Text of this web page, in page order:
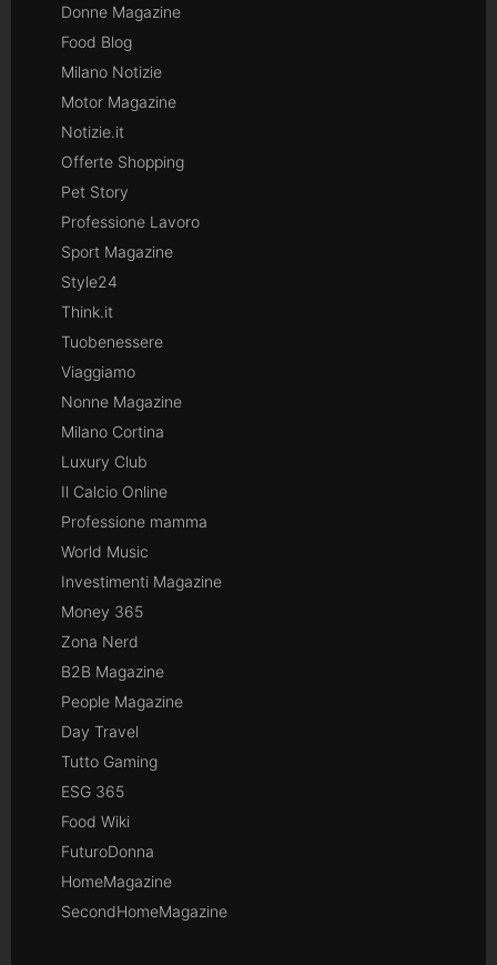
Donne Magazine
Food Blog
Milano Notizie
Motor Magazine
Notizie.it
Offerte Shopping
Pet Story
Professione Lavoro
Sport Magazine
Style24
Think.it
Tuobenessere
Viaggiamo
Nonne Magazine
Milano Cortina
Luxury Club
Il Calcio Online
Professione mamma
World Music
Investimenti Magazine
Money 365
Zona Nerd
B2B Magazine
People Magazine
Day Travel
Tutto Gaming
ESG 365
Food Wiki
FuturoDonna
HomeMagazine
SecondHomeMagazine